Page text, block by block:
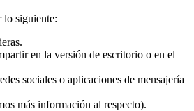
lo siguiente:
en la versión de escritorio o en el
sociales o aplicaciones de mensajería
más información al respecto).